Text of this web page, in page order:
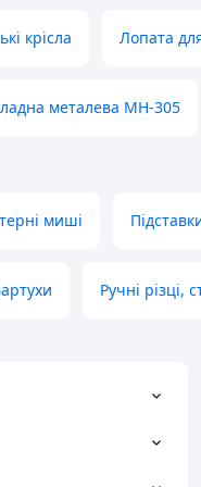
крісла Лопата
металева MH-305
миші
Ручні різці,